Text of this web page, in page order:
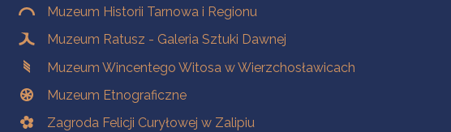
Muzeum Historii Tarnowa i Regionu
Muzeum Ratusz - Galeria Sztuki Dawnej
Muzeum Wincentego Witosa w Wierzchosławicach
Muzeum Etnograficzne
Zagroda Felicji Curyłowej w Zalipiu